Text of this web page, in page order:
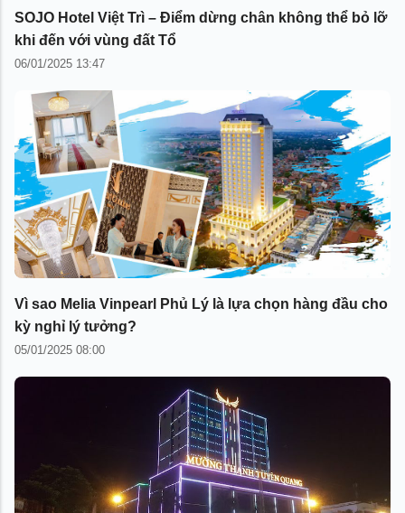
SOJO Hotel Việt Trì – Điểm dừng chân không thể bỏ lỡ
khi đến với vùng đất Tổ
06/01/2025 13:47
Vì sao Melia Vinpearl Phủ Lý là lựa chọn hàng đầu cho
kỳ nghỉ lý tưởng?
05/01/2025 08:00